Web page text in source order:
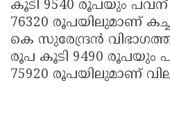
കൂടി 9540 രൂപയും പവന്
76320 രൂപയിലുമാണ്
കെ സുരേന്ദ്രൻ
രൂപ കൂടി 9490 രൂപയും
75920 രൂപയിലുമാണ്